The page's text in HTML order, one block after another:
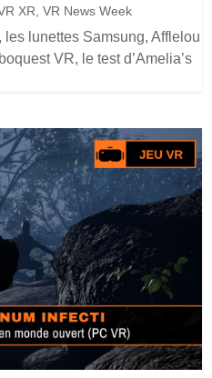
XR ,VR News Week
lunettes Samsung, Afflelou
VR, le test d’Amelia’s